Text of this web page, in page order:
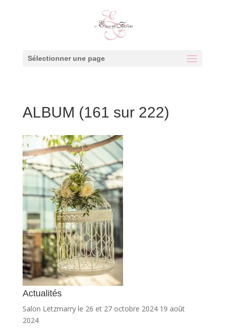
Sélectionner une page
ALBUM (161 sur 222)
Actualités
Salon Lëtzmarry le 26 et 27 octobre 2024 19 août
2024